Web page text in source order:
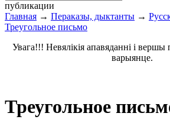
публикации
Главная → Пераказы, дыктанты →
Треугольное письмо
Увага!!! Невялікія апавяданні і
варыянце.
Треугольное